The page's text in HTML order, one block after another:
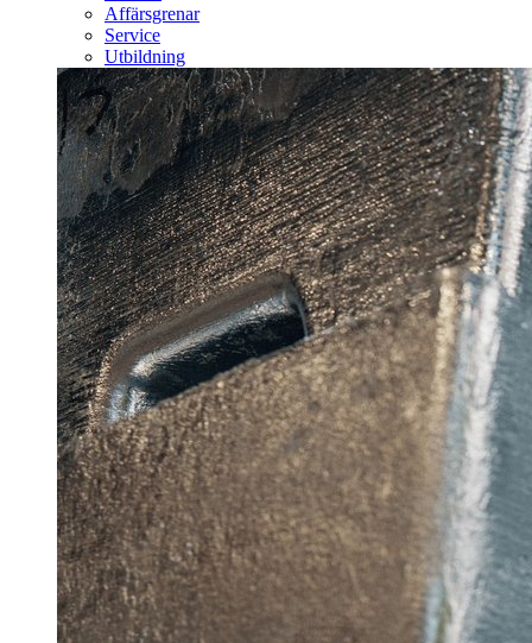
Affärsgrenar
Service
Utbildning